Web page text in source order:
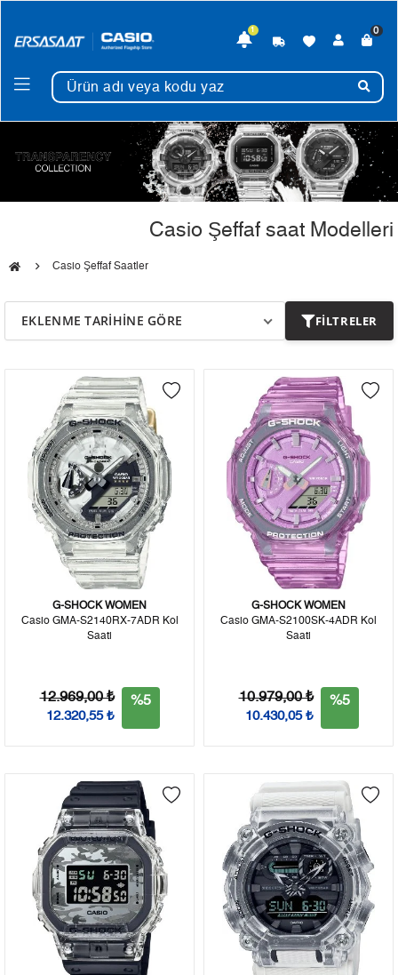
1 0
Casio Şeffaf saat Modelleri
Casio Şeffaf Saatler
EKLENME TARIHINE GÖRE FILTRELER
G-SHOCK WOMEN
Casio GMA-S2140RX-7ADR Kol
Saati
12.969,00 ₺
12.320,55 ₺
%5
G-SHOCK WOMEN
Casio GMA-S2100SK-4ADR Kol
Saati
10.979,00 ₺
10.430,05 ₺
%5